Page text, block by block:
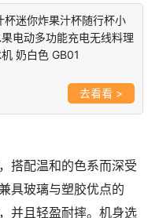
杯迷你炸果汁杯随行杯小
电动多功能充电无线料理
奶白色 GB01
>
搭配温和的色系而深受
具玻璃与塑胶优点的
并且轻盈耐摔。机身选